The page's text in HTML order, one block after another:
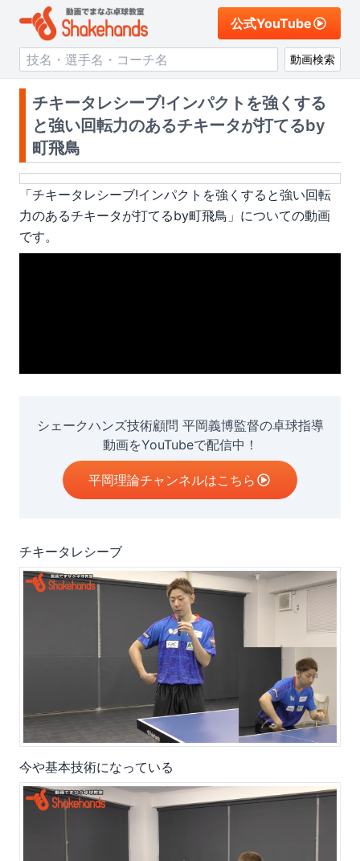
公式YouTube
動画検索
チキータレシーブ!インパクトを強くする
と強い回転力のあるチキータが打てるby
町飛鳥
「チキータレシーブ!インパクトを強くすると強い回転
力のあるチキータが打てるby町飛鳥 」についての動画
です。
シェークハンズ技術顧問 平岡義博監督の卓球指導
動画をYouTubeで配信中！
平岡理論チャンネルはこちら
チキータレシーブ
今や基本技術になっている